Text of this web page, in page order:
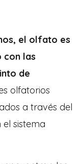
el olfato es
con las
de
olfatorios
a través del
sistema